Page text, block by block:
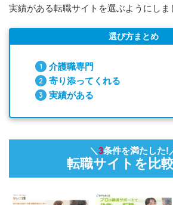
実績がある転職サイトを選ぶようにしま
選び方まとめ
介護職専門
寄り添ってくれる
実績がある
＼3条件を満たした!
転職サイトを比